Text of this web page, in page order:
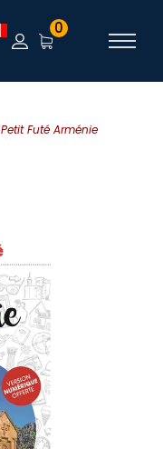
Petit Futé Arménie
0